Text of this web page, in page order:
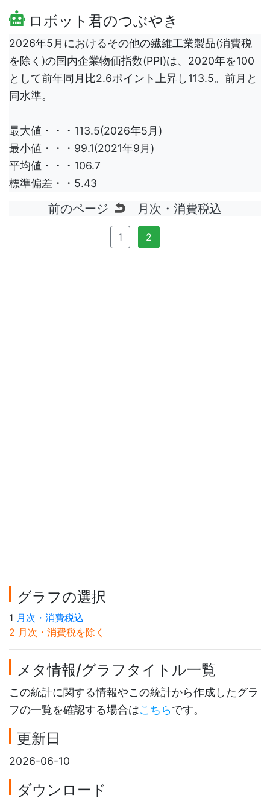
ロボット君のつぶやき
2026年5月におけるその他の繊維工業製品(消費税
を除く)の国内企業物価指数(PPI)は、2020年を100
として前年同月比2.6ポイント上昇し113.5。前月と
同水準。
最大値・・・113.5(2026年5月)
最小値・・・99.1(2021年9月)
平均値・・・106.7
標準偏差・・5.43
前のページ 月次・消費税込
1 2
グラフの選択
1 月次・消費税込
2 月次・消費税を除く
メタ情報/グラフタイトル一覧
この統計に関する情報やこの統計から作成したグラ
フの一覧を確認する場合はこちらです。
更新日
2026-06-10
ダウンロード